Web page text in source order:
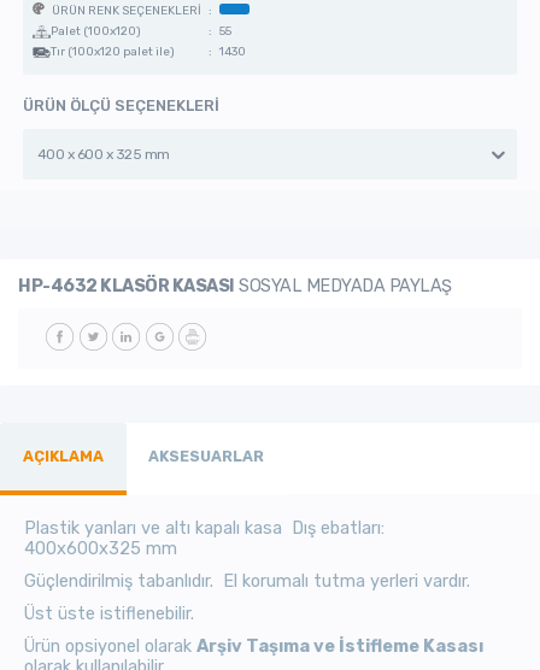
ÜRÜN RENK SEÇENEKLERİ :
Palet (100x120)
: 55
Tır (100x120 palet ile)
: 1430
ÜRÜN ÖLÇÜ SEÇENEKLERİ
400 x 600 x 325 mm
HP-4632 KLASÖR KASASI SOSYAL MEDYADA PAYLAŞ
AÇIKLAMA AKSESUARLAR
Plastik yanları ve altı kapalı kasa Dış ebatları:
400x600x325 mm
Güçlendirilmiş tabanlıdır. El korumalı tutma yerleri vardır.
Üst üste istiflenebilir.
Ürün opsiyonel olarak Arşiv Taşıma ve İstifleme Kasası